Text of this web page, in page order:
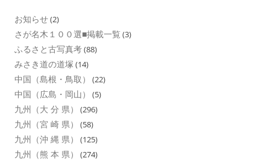
お知らせ(2)
さが名木１００選■掲載一覧 (3)
ふるさと古写真考(88)
みさき道の道塚 (14)
中国（島根・鳥取） (22)
中国（広島・岡山） (5)
九州（大 分 県） (296)
九州（宮 崎 県） (58)
九州（沖 縄 県） (125)
九州（熊 本 県） (274)